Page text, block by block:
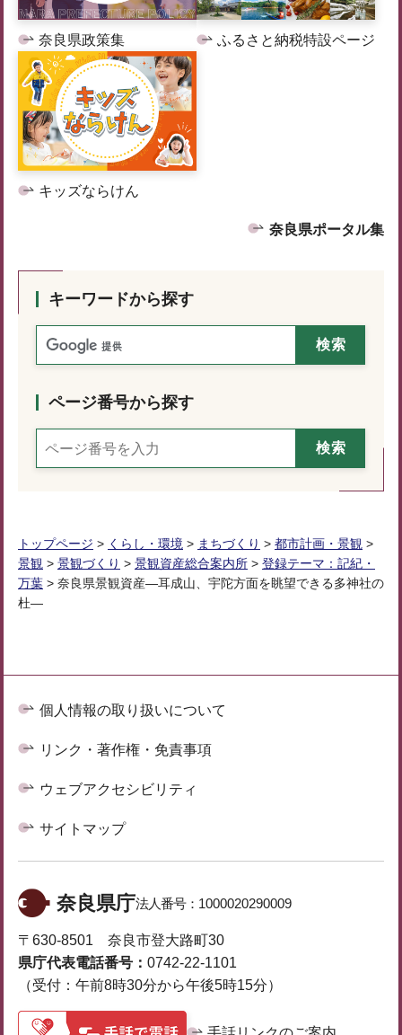
奈良県政策集 ふるさと納税特設ページ
キッズならけん
奈良県ポータル集
キーワードから探す
ページ番号から探す
トップページ > くらし・環境 > まちづくり > 都市計画・景観 >
景観 > 景観づくり > 景観資産総合案内所 > 登録テーマ：記紀・
万葉 > 奈良県景観資産―耳成山、宇陀方面を眺望できる多神社の
杜―
個人情報の取り扱いについて
リンク・著作権・免責事項
ウェブアクセシビリティ
サイトマップ
奈良県庁法人番号： 1000020290009
〒630-8501 奈良市登大路町30
県庁代表電話番号： 0742-22-1101
（受付：午前8時30分から午後5時15分）